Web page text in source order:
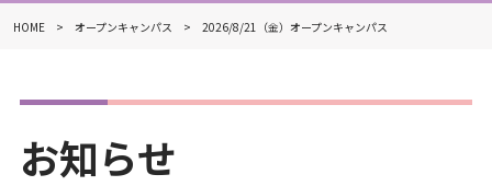
HOME オープンキャンパス 2026/8/21（金）オープンキャンパス
お知らせ